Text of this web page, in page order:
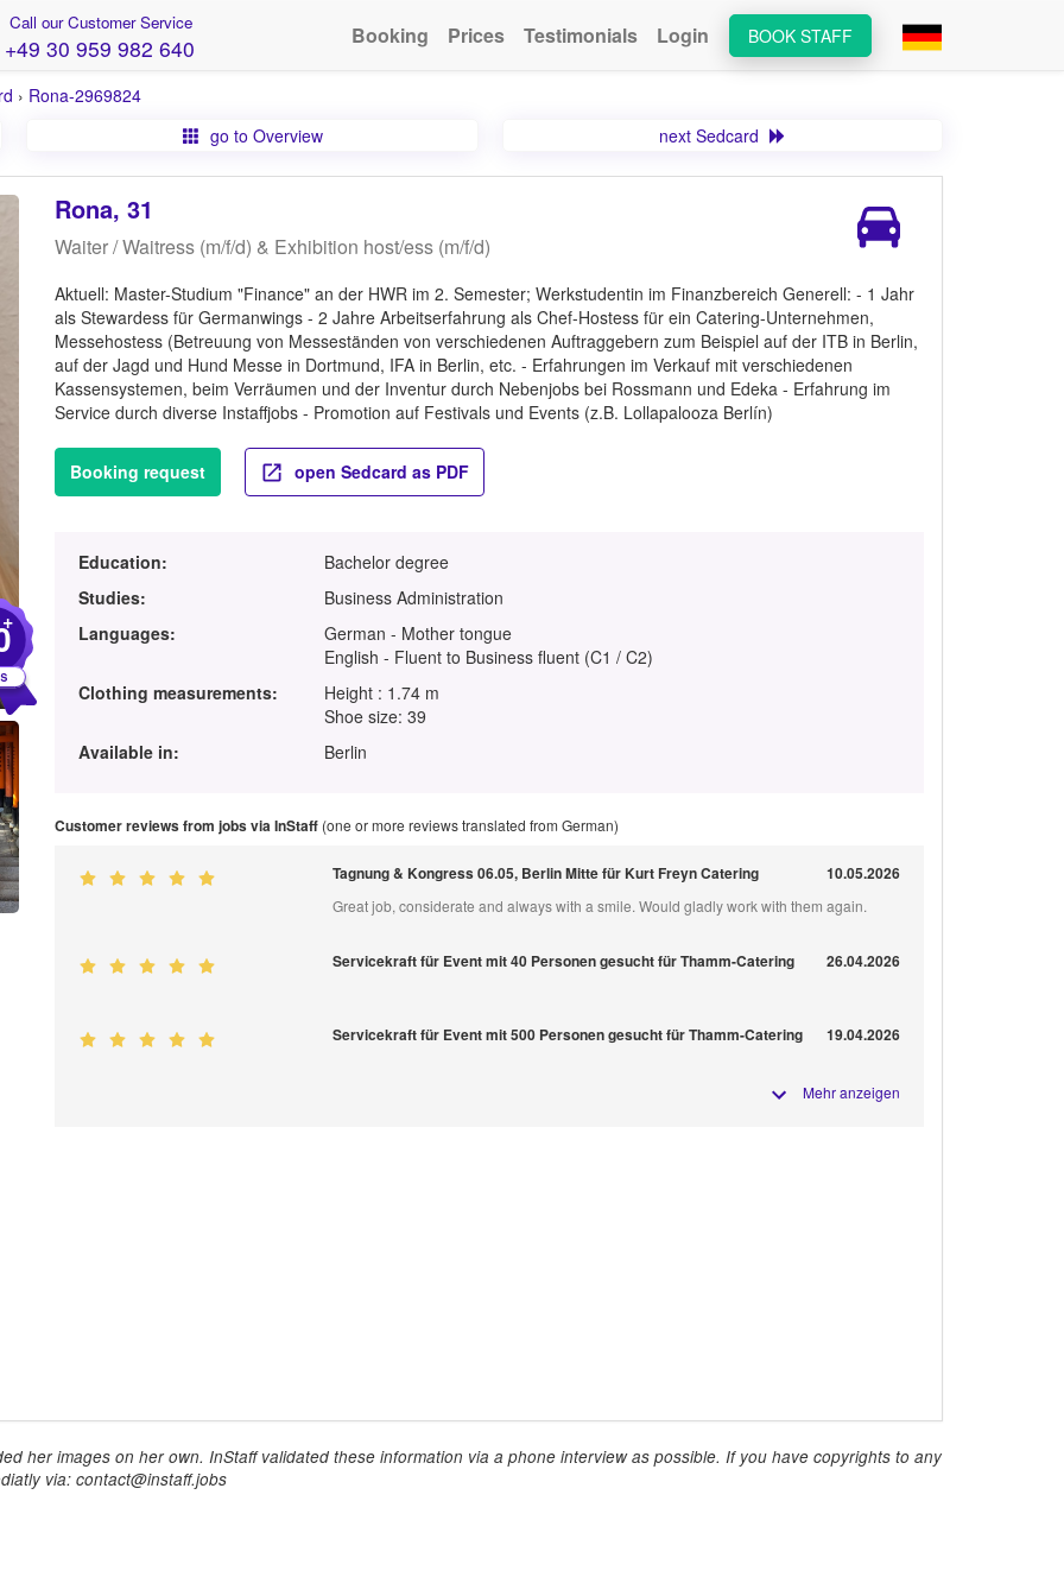
Call our Customer Service
+49 30 959 982 640 BOOK STAFF
Booking Prices Testimonials Login
› Rona-2969824
go to Overview
next Sedcard
+
Rona, 31
Waiter / Waitress (m/f/d) & Exhibition host/ess (m/f/d)
Aktuell: Master-Studium "Finance" an der HWR im 2. Semester; Werkstudentin im Finanzbereich Generell: - 1 Jahr
als Stewardess für Germanwings - 2 Jahre Arbeitserfahrung als Chef-Hostess für ein Catering-Unternehmen,
Messehostess (Betreuung von Messeständen von verschiedenen Auftraggebern zum Beispiel auf der ITB in Berlin,
auf der Jagd und Hund Messe in Dortmund, IFA in Berlin, etc. - Erfahrungen im Verkauf mit verschiedenen
Kassensystemen, beim Verräumen und der Inventur durch Nebenjobs bei Rossmann und Edeka - Erfahrung im
Service durch diverse Instaffjobs - Promotion auf Festivals und Events (z.B. Lollapalooza Berlín)
Booking request open Sedcard as PDF
Education:
Bachelor degree
Studies:
Business Administration
Languages:
German - Mother tongue
English - Fluent to Business fluent (C1 / C2)
Clothing measurements:
Height : 1.74 m
Shoe size: 39
Available in:
Berlin
Customer reviews from jobs via InStaff(one or more reviews translated from German)
Tagnung & Kongress 06.05, Berlin Mitte für Kurt Freyn Catering 10.05.2026
Great job, considerate and always with a smile. Would gladly work with them again.
Servicekraft für Event mit 40 Personen gesucht für Thamm-Catering 26.04.2026
Servicekraft für Event mit 500 Personen gesucht für Thamm-Catering 19.04.2026
Mehr anzeigen
her images on her own. InStaff validated these information via a phone interview as possible. If you have copyrights to any
via: contact@instaff.jobs